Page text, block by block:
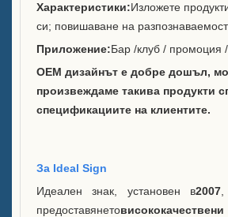
Служба
Марки, които обслужвахме
Устойчивост
Каталог
Случай
Характеристики:Изложете
си; повишаване на
Приложение:Бар /клуб / промоция
OEM дизайнът е добре дошъл,
произвеждаме такива продукти
спецификациите на клиентите.
За Ideal Sign
Идеален знак, установен в2007
предоставянето